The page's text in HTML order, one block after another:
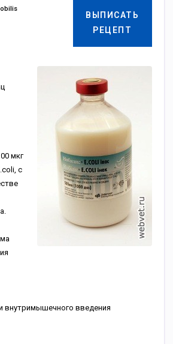
ВЫПИСАТЬ
РЕЦЕПТ
мкг
с
внутримышечного введения